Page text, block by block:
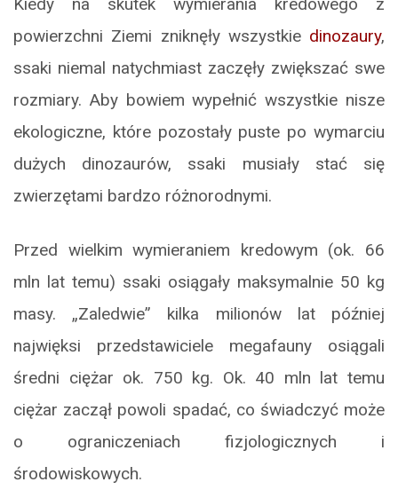
powierzchni Ziemi zniknęły wszystkie dinozaury,
ssaki niemal natychmiast zaczęły zwiększać swe
rozmiary. Aby bowiem wypełnić wszystkie nisze
ekologiczne, które pozostały puste po wymarciu
dużych dinozaurów, ssaki musiały stać się
zwierzętami bardzo różnorodnymi.
Przed wielkim wymieraniem kredowym (ok. 66
mln lat temu) ssaki osiągały maksymalnie 50 kg
masy. „Zaledwie” kilka milionów lat później
najwięksi przedstawiciele megafauny osiągali
średni ciężar ok. 750 kg. Ok. 40 mln lat temu
ciężar zaczął powoli spadać, co świadczyć może
o ograniczeniach fizjologicznych i
środowiskowych.